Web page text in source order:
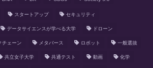
スタートアップ セキュリティ
データサイエンスが学べる大学 ドローン
チェーン メタバース ロボット 一般選抜
共立女子大学 共通テスト 動画 化学